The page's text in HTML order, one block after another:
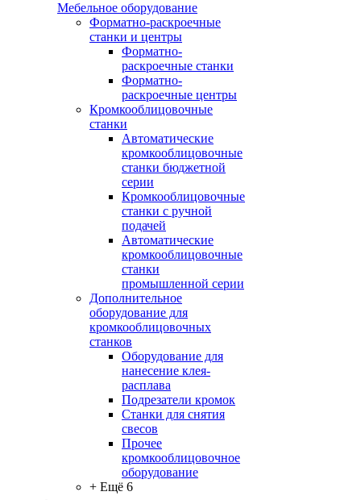
Мебельное оборудование
Форматно-раскроечные
станки и центры
Форматно-
раскроечные станки
Форматно-
раскроечные центры
Кромкооблицовочные
станки
Автоматические
кромкооблицовочные
станки бюджетной
серии
Кромкооблицовочные
станки с ручной
подачей
Автоматические
кромкооблицовочные
станки
промышленной серии
Дополнительное
оборудование для
кромкооблицовочных
станков
Оборудование для
нанесение клея-
расплава
Подрезатели кромок
Станки для снятия
свесов
Прочее
кромкооблицовочное
оборудование
+ Ещё 6